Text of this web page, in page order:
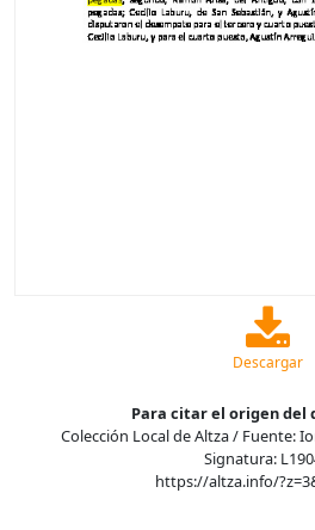
Descargar
Para citar el origen del
Colección Local de Altza / Fuente:
Signatura:
https://altza.info/